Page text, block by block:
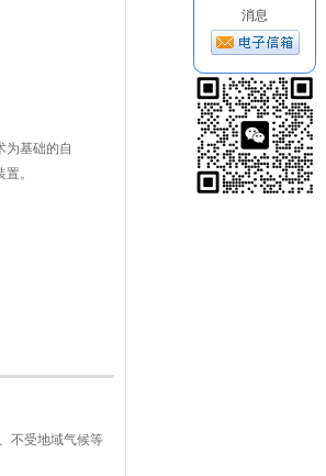
为基础的自
。
不受地域气候等